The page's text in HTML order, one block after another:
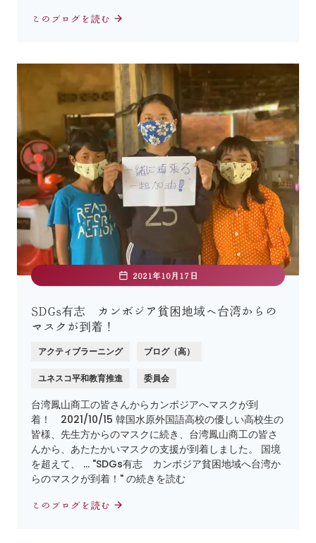
このブログを読む
2021年10月17日
SDGs有志 カンボジア貧困地域へ台湾からの
マスクが到着！
アクティブラーニング ブログ（高）
ユネスコ平和教育推進 委員会
台湾鳳山商工の皆さんからカンボジアへマスクが到
着！ 2021/10/15 韓国水原外国語高校の優しい高校生の
皆様、先生方からのマスクに続き、台湾鳳山商工の皆さ
んから、あたたかいマスクの支援が到着しました。 国境
を超えて、 … "SDGs有志 カンボジア貧困地域へ台湾か
らのマスクが到着！" の続きを読む
このブログを読む